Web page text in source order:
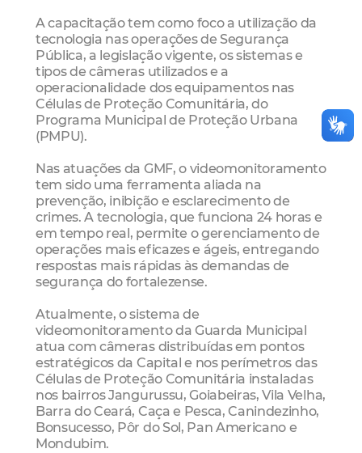
A capacitação tem como foco a utilização da
tecnologia nas operações de Segurança
Pública, a legislação vigente, os sistemas e
tipos de câmeras utilizados e a
operacionalidade dos equipamentos nas
Células de Proteção Comunitária, do
Programa Municipal de Proteção Urbana
(PMPU).
Nas atuações da GMF, o videomonitoramento
tem sido uma ferramenta aliada na
prevenção, inibição e esclarecimento de
crimes. A tecnologia, que funciona 24 horas e
em tempo real, permite o gerenciamento de
operações mais eficazes e ágeis, entregando
respostas mais rápidas às demandas de
segurança do fortalezense.
Atualmente, o sistema de
videomonitoramento da Guarda Municipal
atua com câmeras distribuídas em pontos
estratégicos da Capital e nos perímetros das
Células de Proteção Comunitária instaladas
nos bairros Jangurussu, Goiabeiras, Vila Velha,
Barra do Ceará, Caça e Pesca, Canindezinho,
Bonsucesso, Pôr do Sol, Pan Americano e
Mondubim.